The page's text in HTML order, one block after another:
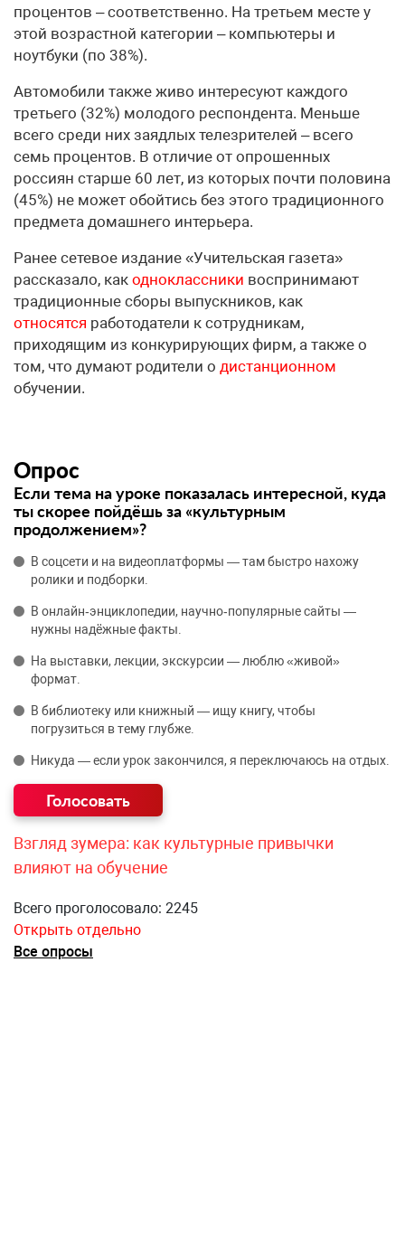
процентов – соответственно. На третьем месте у
этой возрастной категории – компьютеры и
ноутбуки (по 38%).
Автомобили также живо интересуют каждого
третьего (32%) молодого респондента. Меньше
всего среди них заядлых телезрителей – всего
семь процентов. В отличие от опрошенных
россиян старше 60 лет, из которых почти половина
(45%) не может обойтись без этого традиционного
предмета домашнего интерьера.
Ранее сетевое издание «Учительская газета»
рассказало, как одноклассники воспринимают
традиционные сборы выпускников, как
относятся работодатели к сотрудникам,
приходящим из конкурирующих фирм, а также о
том, что думают родители о дистанционном
обучении.
Опрос
Если тема на уроке показалась интересной, куда
ты скорее пойдёшь за «культурным
продолжением»?
В соцсети и на видеоплатформы — там быстро нахожу
ролики и подборки.
В онлайн‑энциклопедии, научно‑популярные сайты —
нужны надёжные факты.
На выставки, лекции, экскурсии — люблю «живой»
формат.
В библиотеку или книжный — ищу книгу, чтобы
погрузиться в тему глубже.
Никуда — если урок закончился, я переключаюсь на отдых.
Взгляд зумера: как культурные привычки
влияют на обучение
Всего проголосовало: 2245
Открыть отдельно
Все опросы